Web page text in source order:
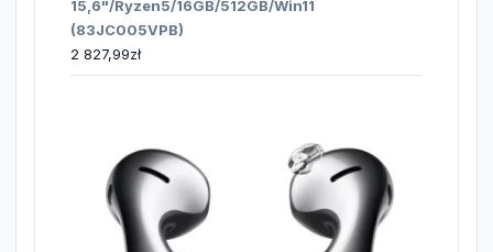
15,6"/Ryzen5/16GB/512GB/Win11
(83JC005VPB)
2 827,99zł